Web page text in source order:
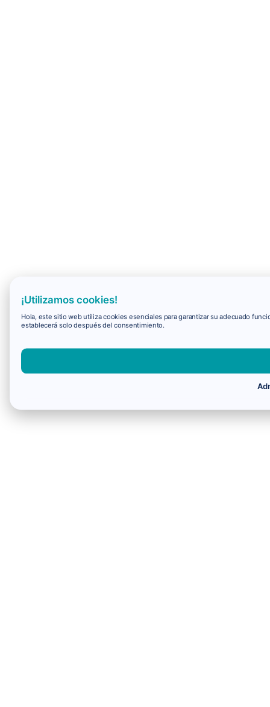
¡Utilizamos cookies!
Hola, este sitio web utiliza cookies esenciales para garantizar su adecuado
establecerá solo después del consentimiento.